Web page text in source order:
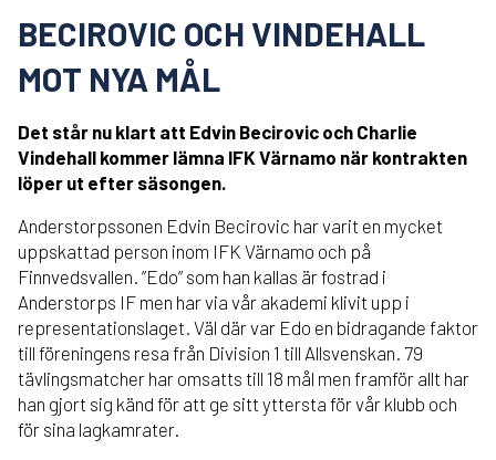
BECIROVIC OCH VINDEHALL
MOT NYA MÅL
Det står nu klart att Edvin Becirovic och Charlie
Vindehall kommer lämna IFK Värnamo när kontrakten
löper ut efter säsongen.
Anderstorpssonen Edvin Becirovic har varit en mycket
uppskattad person inom IFK Värnamo och på
Finnvedsvallen. ”Edo” som han kallas är fostrad i
Anderstorps IF men har via vår akademi klivit upp i
representationslaget. Väl där var Edo en bidragande faktor
till föreningens resa från Division 1 till Allsvenskan. 79
tävlingsmatcher har omsatts till 18 mål men framför allt har
han gjort sig känd för att ge sitt yttersta för vår klubb och
för sina lagkamrater.